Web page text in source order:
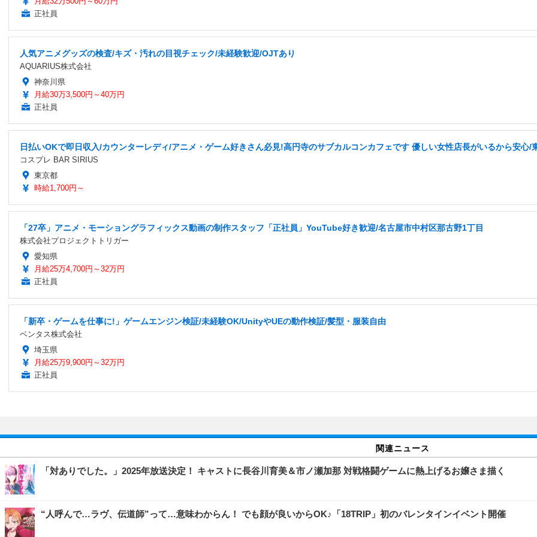
正社員
人気アニメグッズの検査/キズ・汚れの目視チェック/未経験歓迎/OJTあり
AQUARIUS株式会社
神奈川県
月給30万3,500円～40万円
正社員
日払いOKで即日収入/カウンターレディ/アニメ・ゲーム好きさん必見!高円寺のサブカルコンカフェです 優しい女性店長がいるから安心/
コスプレ BAR SIRIUS
東京都
時給1,700円～
「27卒」アニメ・モーショングラフィックス動画の制作スタッフ「正社員」YouTube好き歓迎/名古屋市中村区那古野1丁目
株式会社プロジェクトトリガー
愛知県
月給25万4,700円～32万円
正社員
「新卒・ゲームを仕事に!」ゲームエンジン検証/未経験OK/UnityやUEの動作検証/髪型・服装自由
ベンタス株式会社
埼玉県
月給25万9,900円～32万円
正社員
関連ニュース
「対ありでした。」2025年放送決定！ キャストに長谷川育美＆市ノ瀬加那 対戦格闘ゲームに熱上げるお嬢さま描く
“人呼んで…ラヴ、伝道師”って…意味わからん！ でも顔が良いからOK♪「18TRIP」初のバレンタインイベント開催